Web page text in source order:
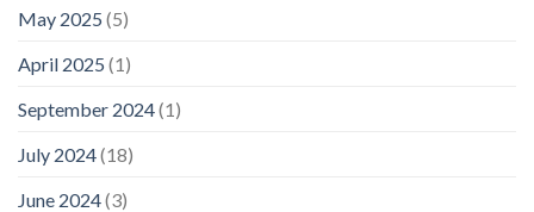
May 2025 (5)
April 2025 (1)
September 2024(1)
July 2024(18)
June 2024(3)